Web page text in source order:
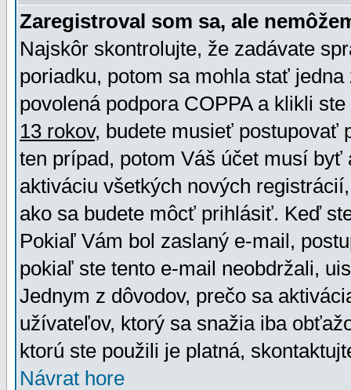
Zaregistroval som sa, ale
Najskôr skontrolujte, že zadávate
poriadku, potom sa mohla stať
povolená podpora COPPA a klikli
13 rokov, budete musieť postupovať
ten prípad, potom Váš účet musí
aktiváciu všetkých nových
ako sa budete môcť prihlásiť. Keď
Pokiaľ Vám bol zaslaný e-mail,
pokiaľ ste tento e-mail neobdržali,
Jednym z dôvodov, prečo sa
užívateľov, ktorý sa snažia iba
ktorú ste použili je platná,
Návrat hore